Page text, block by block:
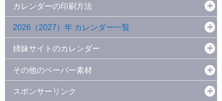
カレンダーの印刷方法
2026（2027）年 カレンダー一覧
姉妹サイトのカレンダー
その他のペーパー素材
スポンサーリンク